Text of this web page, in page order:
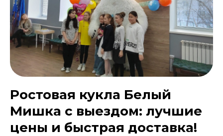
Ростовая кукла Белый
Мишка с выездом: лучшие
цены и быстрая доставка!